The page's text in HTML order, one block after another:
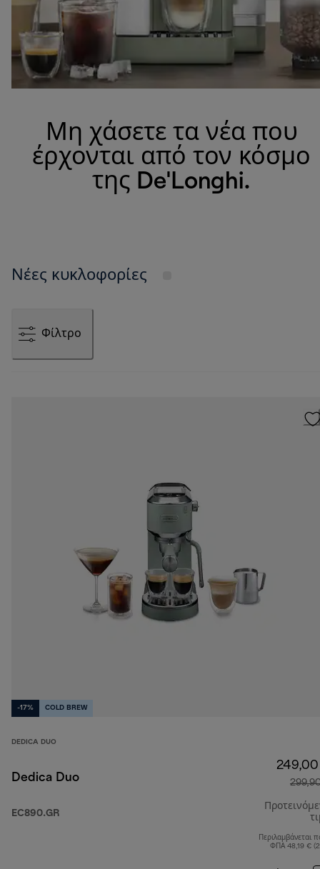
Μη χάσετε τα νέα που
έρχονται από τον κόσμο
της De'Longhi.
Νέες κυκλοφορίες
Φίλτρο
-17% COLD BREW
DEDICA DUO
Dedica Duo
EC890.GR
Περιλαμβάνεται
ΦΠΑ 48,19 €